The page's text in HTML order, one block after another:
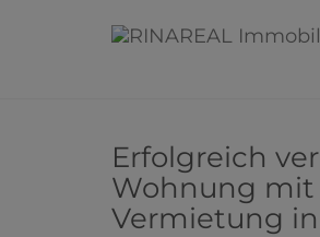
Erfolgreich
Wohnung mit
Vermietung